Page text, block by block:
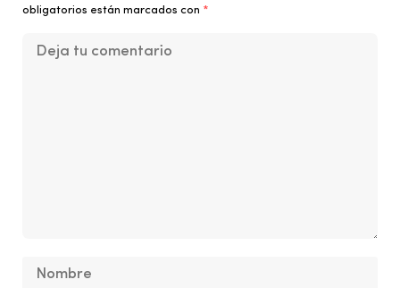
obligatorios están marcados con *